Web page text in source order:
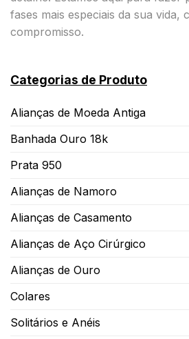
fases mais especiais da sua vida,
compromisso.
Categorias de Produto
Alianças de Moeda Antiga
Banhada Ouro 18k
Prata 950
Alianças de Namoro
Alianças de Casamento
Alianças de Aço Cirúrgico
Alianças de Ouro
Colares
Solitários e Anéis